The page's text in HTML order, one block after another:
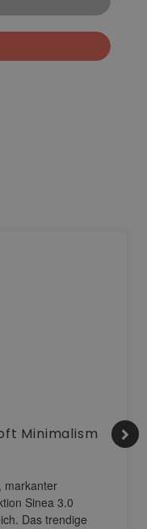
Minimalism
markanter
Sinea 3.0
Das trendige